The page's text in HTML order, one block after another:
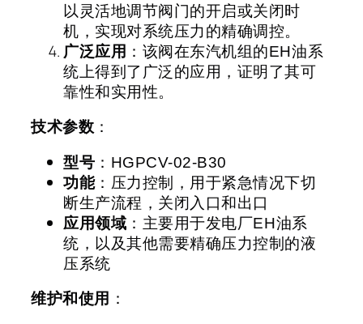
以灵活地调节阀门的开启或关闭时
机，实现对系统压力的精确调控。
广泛应用 ：该阀在东汽机组的EH油系
统上得到了广泛的应用，证明了其可
靠性和实用性。
技术参数 ：
型号 ： HGPCV-02-B30
功能：压力控制，用于紧急情况下切
断生产流程，关闭入口和出口
应用领域 ：主要用于发电厂EH油系
统，以及其他需要精确压力控制的液
压系统
维护和使用 ：